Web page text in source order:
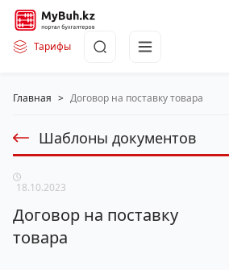
Тарифы
Главная > Договор на поставку товара
Шаблоны документов
18.10.2023
Договор на поставку
товара